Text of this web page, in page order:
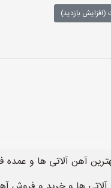
(افزایش بازدید)
آهن آلاتی ها و